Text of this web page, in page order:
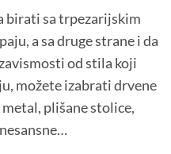
birati sa trpezarijskim
a sa druge strane i da
od stila koji
možete izabrati drvene
plišane stolice,